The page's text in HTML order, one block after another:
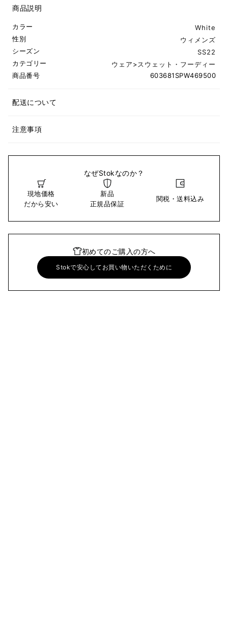
商品説明
カラー
White
性別
ウィメンズ
シーズン
SS22
カテゴリー
ウェア>スウェット・フーディー
商品番号
603681SPW469500
配送について
注意事項
なぜStokなのか？
現地価格
だから安い
新品
正規品保証
関税・送料込み
初めてのご購入の方へ
Stokで安心してお買い物いただくために